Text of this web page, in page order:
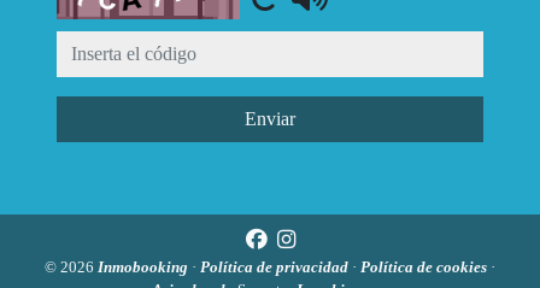
Enviar
© 2026 Inmobooking · Política de privacidad · Política de cookies ·